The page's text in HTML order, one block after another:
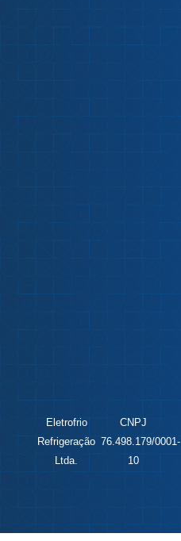
Eletrofrio
Refrigeração
Ltda.
CNPJ
76.498.179/0001-
10